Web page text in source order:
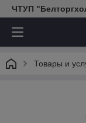
ЧТУП
Товары и